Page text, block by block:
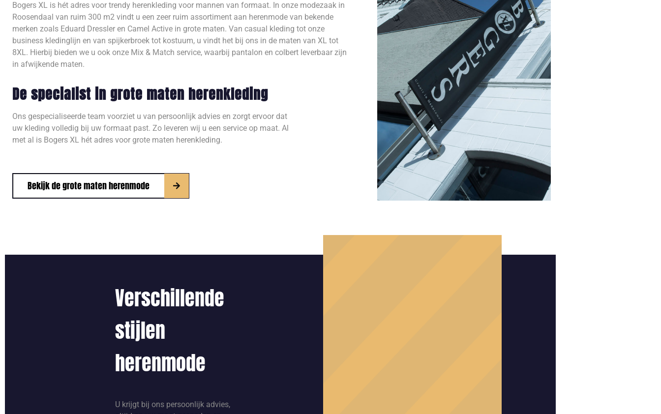
Bogers XL is hét adres voor trendy herenkleding voor mannen van formaat. In onze modezaak in
Roosendaal van ruim 300 m2 vindt u een zeer ruim assortiment aan herenmode van bekende
merken zoals Eduard Dressler en Camel Active in grote maten. Van casual kleding tot onze
business kledinglijn en van spijkerbroek tot kostuum, u vindt het bij ons in de maten van XL tot
8XL. Hierbij bieden we u ook onze Mix & Match service, waarbij pantalon en colbert leverbaar zijn
in afwijkende maten.
De specialist in grote maten herenkleding
Ons gespecialiseerde team voorziet u van persoonlijk advies en zorgt ervoor dat
uw kleding volledig bij uw formaat past. Zo leveren wij u een service op maat. Al
met al is Bogers XL hét adres voor grote maten herenkleding.
Bekijk de grote maten herenmode
Verschillende
stijlen
herenmode
U krijgt bij ons persoonlijk advies,